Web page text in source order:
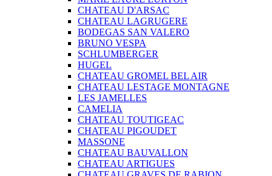
CHATEAU D'ARSAC
CHATEAU LAGRUGERE
BODEGAS SAN VALERO
BRUNO VESPA
SCHLUMBERGER
HUGEL
CHATEAU GROMEL BEL AIR
CHATEAU LESTAGE MONTAGNE
LES JAMELLES
CAMELIA
CHATEAU TOUTIGEAC
CHATEAU PIGOUDET
MASSONE
CHATEAU BAUVALLON
CHATEAU ARTIGUES